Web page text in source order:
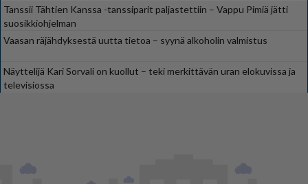
Tanssii Tähtien Kanssa -tanssiparit paljastettiin – Vappu Pimiä jätti
suosikkiohjelman
Vaasan räjähdyksestä uutta tietoa – syynä alkoholin valmistus
Näyttelijä Kari Sorvali on kuollut – teki merkittävän uran elokuvissa ja
televisiossa